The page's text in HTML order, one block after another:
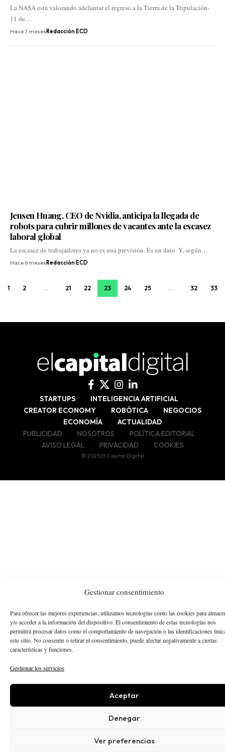
Gestionar consentimiento
Para ofrecer las mejores experiencias, utilizamos tecnologías como las cookies para
y/o acceder a la información del dispositivo. El consentimiento de estas tecnologías nos
permitirá procesar datos como el comportamiento de navegación o las identificaciones
este sitio. No consentir o retirar el consentimiento, puede afectar negativamente a ciertas
características y funciones.
Gestionar los servicios
Aceptar
Denegar
Ver preferencias
La NASA está valorando adelantar el regreso a la Tierra de la Tripulación-
11 de…
Hace 7 mesesRedacción ECD
Jensen Huang, CEO de Nvidia, anticipa la llegada de
robots para cubrir millones de vacantes ante la escasez
laboral global
La escasez de trabajadores ya no es una previsión. Es un dato. Y, según…
Hace 6 meses Redacción ECD
1 2 … 21 22 23 24 25 … 32 33
STARTUPS
INTELIGENCIA ARTIFICIAL
CREATOR ECONOMY
ROBÓTICA
NEGOCIOS
ECONOMÍA
ACTUALIDAD
PUBLICIDAD
NOSOTROS
POLÍTICA EDITORIAL
AVISO LEGAL
PRIVACIDAD COOKIES
© 2025 El Capital Digital